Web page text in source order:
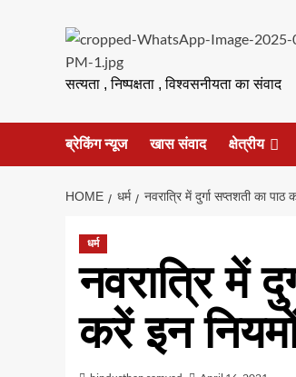
सत्यता , निष्पक्षता , विश्वसनीयता का संवाद
ब्रेकिंग न्यूज खास संवाद क्षेत्रीय
HOME धर्म नवरात्रि में दुर्गा सप्तशती का
धर्म
नवरात्रि में
करें इन